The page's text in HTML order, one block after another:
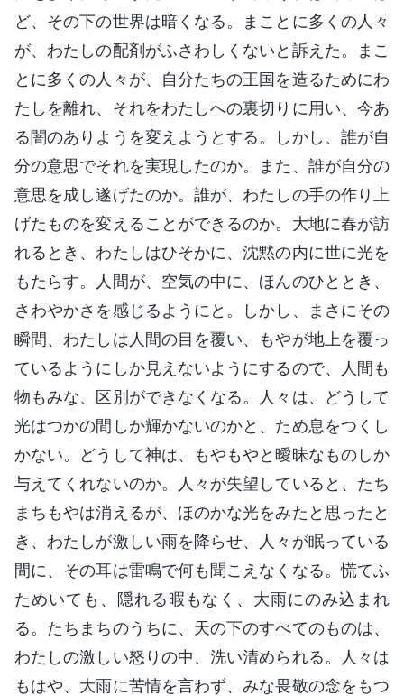
ど、その下の世界は暗くなる。まことに多くの人々
が、わたしの配剤がふさわしくないと訴えた。まこ
とに多くの人々が、自分たちの王国を造るためにわ
たしを離れ、それをわたしへの裏切りに用い、今あ
る闇のありようを変えようとする。しかし、誰が自
分の意思でそれを実現したのか。また、誰が自分の
意思を成し遂げたのか。誰が、わたしの手の作り上
げたものを変えることができるのか。大地に春が訪
れるとき、わたしはひそかに、沈黙の内に世に光を
もたらす。人間が、空気の中に、ほんのひととき、
さわやかさを感じるようにと。しかし、まさにその
瞬間、わたしは人間の目を覆い、もやが地上を覆っ
ているようにしか見えないようにするので、人間も
物もみな、区別ができなくなる。人々は、どうして
光はつかの間しか輝かないのかと、ため息をつくし
かない。どうして神は、もやもやと曖昧なものしか
与えてくれないのか。人々が失望していると、たち
まちもやは消えるが、ほのかな光をみたと思ったと
き、わたしが激しい雨を降らせ、人々が眠っている
間に、その耳は雷鳴で何も聞こえなくなる。慌てふ
ためいても、隠れる暇もなく、大雨にのみ込まれ
る。たちまちのうちに、天の下のすべてのものは、
わたしの激しい怒りの中、洗い清められる。人々は
もはや、大雨に苦情を言わず、みな畏敬の念をもつ